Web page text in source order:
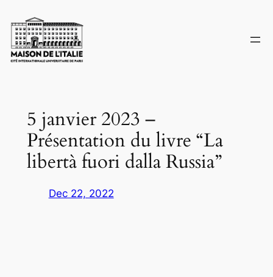
to
content
5 janvier 2023 –
Présentation du livre “La
libertà fuori dalla Russia”
Dec 22, 2022